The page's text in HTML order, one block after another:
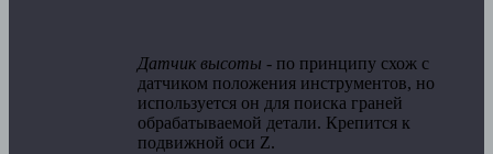
Датчик высоты - по принципу схож с
датчиком положения инструментов, но
используется он для поиска граней
обрабатываемой детали. Крепится к
подвижной оси Z.